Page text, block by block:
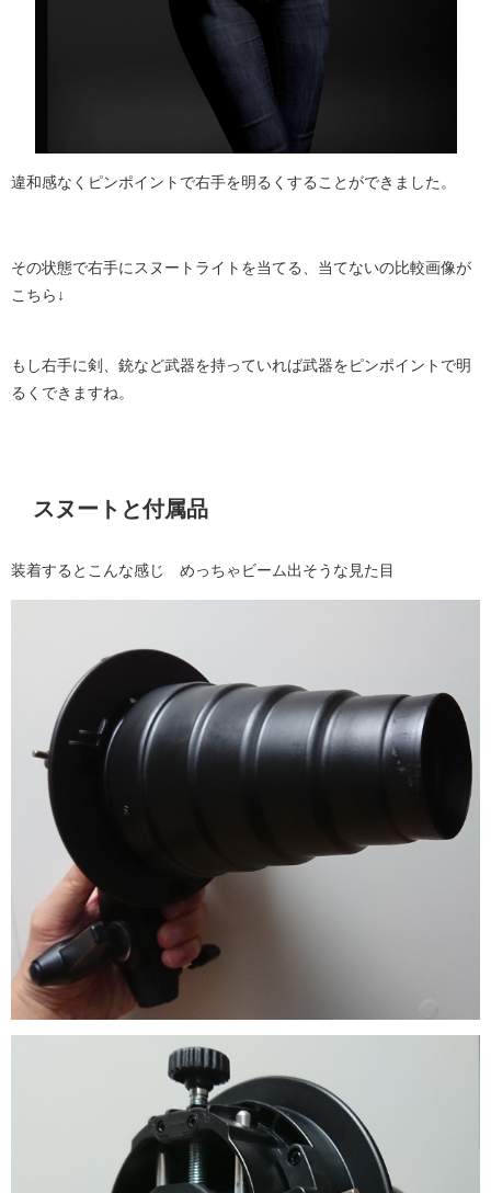
違和感なくピンポイントで右手を明るくすることができました。
その状態で右手にスヌートライトを当てる、当てないの比較画像が
こちら↓
もし右手に剣、銃など武器を持っていれば武器をピンポイントで明
るくできますね。
スヌートと付属品
装着するとこんな感じ めっちゃビーム出そうな見た目